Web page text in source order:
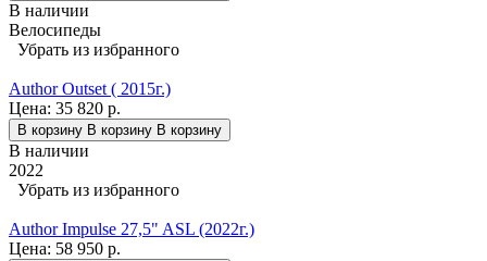
В наличии
Велосипеды
Убрать из избранного
Author Outset ( 2015г.)
Цена: 35 820 р.
В корзину В корзину В корзину
В наличии
2022
Убрать из избранного
Author Impulse 27,5" ASL (2022г.)
Цена: 58 950 р.